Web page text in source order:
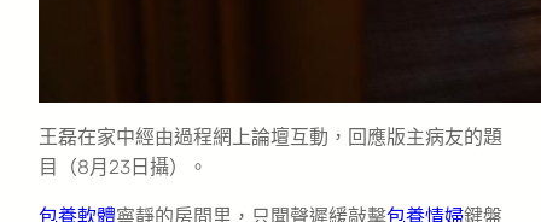
王磊在家中經由過程網上論壇互動，回應版主病友的題
目（8月23日攝）。
包養軟體寧靜的房間里，只聞聲遲緩敲擊包養情婦鍵盤